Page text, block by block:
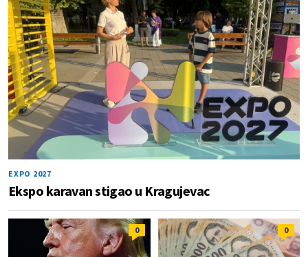
EXPO 2027
Ekspo karavan stigao u Kragujevac
0 0